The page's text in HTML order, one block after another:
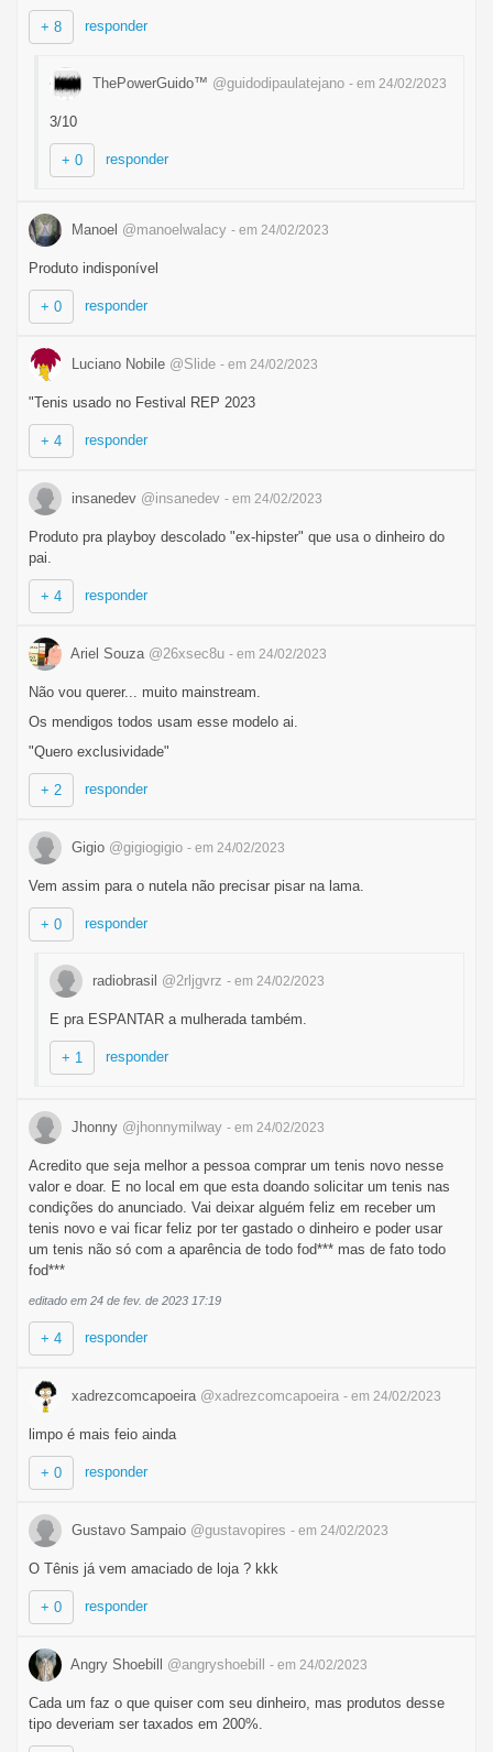
+ 8 responder
ThePowerGuido™ @guidodipaulatejano - em 24/02/2023
3/10
+ 0 responder
Manoel @manoelwalacy - em 24/02/2023
Produto indisponível
+ 0 responder
Luciano Nobile @Slide - em 24/02/2023
"Tenis usado no Festival REP 2023
+ 4 responder
insanedev @insanedev - em 24/02/2023
Produto pra playboy descolado "ex-hipster" que usa o dinheiro do
pai.
+ 4 responder
Ariel Souza @26xsec8u - em 24/02/2023
Não vou querer... muito mainstream.
Os mendigos todos usam esse modelo ai.
"Quero exclusividade"
+ 2 responder
Gigio @gigiogigio - em 24/02/2023
Vem assim para o nutela não precisar pisar na lama.
+ 0 responder
radiobrasil @2rljgvrz - em 24/02/2023
E pra ESPANTAR a mulherada também.
+ 1 responder
Jhonny @jhonnymilway - em 24/02/2023
Acredito que seja melhor a pessoa comprar um tenis novo nesse
valor e doar. E no local em que esta doando solicitar um tenis nas
condições do anunciado. Vai deixar alguém feliz em receber um
tenis novo e vai ficar feliz por ter gastado o dinheiro e poder usar
um tenis não só com a aparência de todo fod*** mas de fato todo
fod***
editado em 24 de fev. de 2023 17:19
+ 4 responder
xadrezcomcapoeira @xadrezcomcapoeira - em 24/02/2023
limpo é mais feio ainda
+ 0 responder
Gustavo Sampaio @gustavopires - em 24/02/2023
O Tênis já vem amaciado de loja ? kkk
+ 0 responder
Angry Shoebill @angryshoebill - em 24/02/2023
Cada um faz o que quiser com seu dinheiro, mas produtos desse
tipo deveriam ser taxados em 200%.